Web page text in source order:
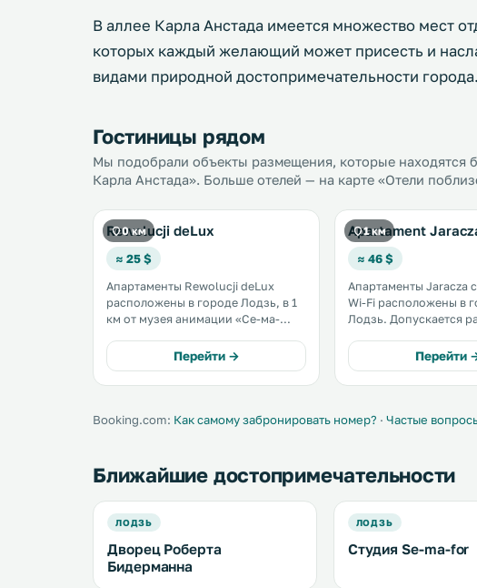
В аллее Карла Анстада имеется множество мест
которых каждый желающий может присесть и
видами природной достопримечательности города.
Гостиницы рядом
Мы подобрали объекты размещения, которые находятся
Карла Анстада». Больше отелей — на карте «Отели
0 км
Rewolucji deLux
≈ 25 $
Апартаменты Rewolucji deLux
расположены в городе Лодзь, в 1
км от музея анимации «Се-ма-
бесплатный Wi-Fi и частная
парковка на территории. В числе
удобств обеденная зона и мини-
Перейти →
1 км
Apartament
≈ 46 $
Апартаменты Jaracza
Wi-Fi расположены в
Лодзь. Допускается размещение с
анимации «Се-ма-
в 700 метрах. На территории
обустроена
Перейти
Booking.com: Как самому забронировать номер? · Частые
Ближайшие достопримечательности
ЛОДЗЬ
Дворец Роберта
Бидерманна
ЛОДЗЬ
Студия Se-ma-for